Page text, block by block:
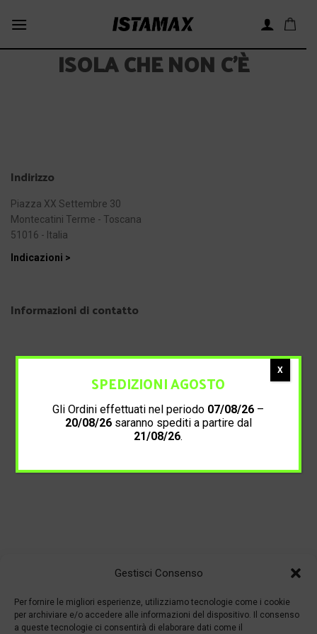
Gestisci Consenso
Per fornire le migliori esperienze, utilizziamo tecnologie come i cookie
per archiviare e/o accedere alle informazioni del dispositivo. Il consenso
a queste tecnologie ci consentirà di elaborare dati come il
ISOLA CHE NON C’È
Indirizzo
Piazza XX Settembre 30
Montecatini Terme - Toscana
51016 - Italia
Indicazioni >
Informazioni di contatto
SPEDIZIONI AGOSTO
Gli Ordini effettuati nel periodo 07/08/26 –
20/08/26saranno spediti a partire dal
21/08/26.
X